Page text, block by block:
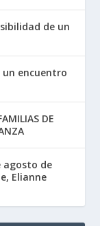
de un
encuentro
DE
agosto de
Elianne